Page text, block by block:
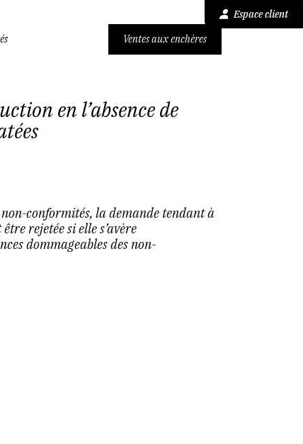
Espace client
Ventes aux enchères
en l’absence de
conformités, la demande tendant à
rejetée si elle s’avère
dommageables des non-